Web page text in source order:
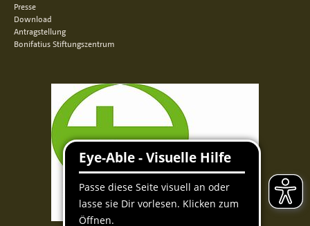
Presse
Download
Antragstellung
Bonifatius Stiftungszentrum